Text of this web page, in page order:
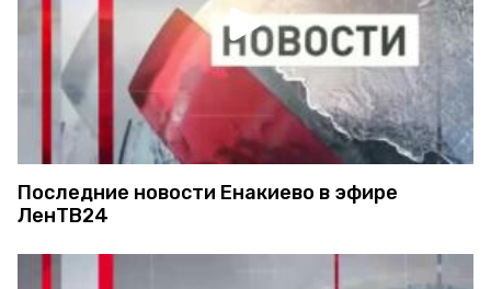
Последние новости Енакиево в эфире
ЛенТВ24